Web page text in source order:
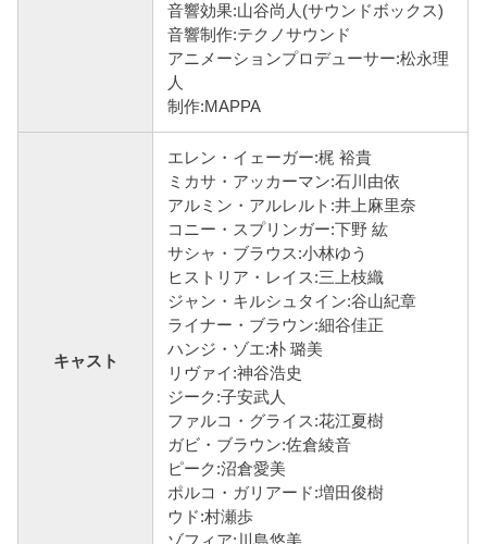
音響効果:山谷尚人(サウンドボックス)
音響制作:テクノサウンド
アニメーションプロデューサー:松永理
人
制作:MAPPA
キャスト
エレン・イェーガー:梶 裕貴
ミカサ・アッカーマン:石川由依
アルミン・アルレルト:井上麻里奈
コニー・スプリンガー:下野 紘
サシャ・ブラウス:小林ゆう
ヒストリア・レイス:三上枝織
ジャン・キルシュタイン:谷山紀章
ライナー・ブラウン:細谷佳正
ハンジ・ゾエ:朴 璐美
リヴァイ:神谷浩史
ジーク:子安武人
ファルコ・グライス:花江夏樹
ガビ・ブラウン:佐倉綾音
ピーク:沼倉愛美
ポルコ・ガリアード:増田俊樹
ウド:村瀬歩